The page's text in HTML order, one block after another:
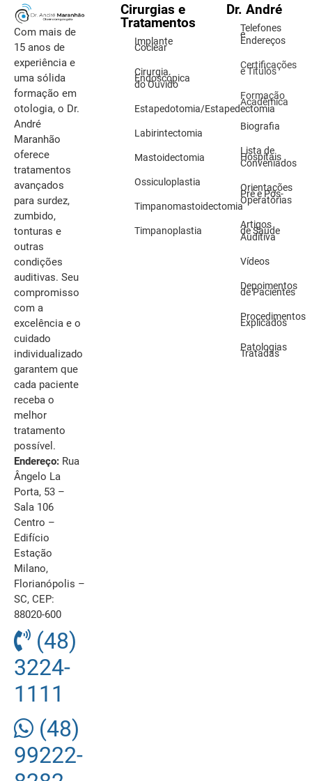
Com mais de
15 anos de
experiência e
uma sólida
formação em
otologia, o Dr.
André
Maranhão
oferece
tratamentos
avançados
para surdez,
zumbido,
tonturas e
outras
condições
auditivas. Seu
compromisso
com a
excelência e o
cuidado
individualizado
garantem que
cada paciente
receba o
melhor
tratamento
possível.
Endereço: Rua
Ângelo La
Porta, 53 –
Sala 106
Centro –
Edifício
Estação
Milano,
Florianópolis –
SC, CEP:
88020-600
(48)
3224-
1111
(48)
99222-
Cirurgias e
Tratamentos
Implante
Coclear
Cirurgia
Endoscópica
do Ouvido
Estapedotomia/Estapedectomia
Labirintectomia
Mastoidectomia
Ossiculoplastia
Timpanomastoidectomia
Timpanoplastia
Dr. André
Telefones
e
Endereços
Certificações
e Títulos
Formação
Acadêmica
Biografia
Lista de
Hospitais
Conveniados
Orientações
Pré e Pós-
Operatórias
Artigos
de Saúde
Auditiva
Vídeos
Depoimentos
de Pacientes
Procedimentos
Explicados
Patologias
Tratadas